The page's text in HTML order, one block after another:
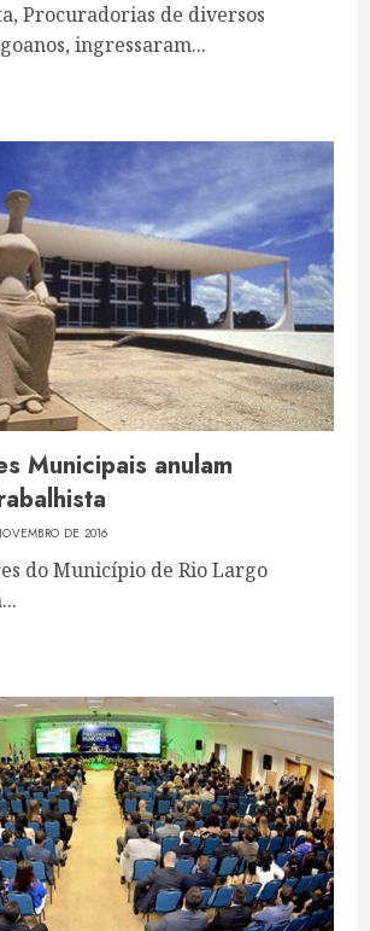
Procuradorias de diversos
ingressaram...
Municipais anulam
DE 2016
do Município de Rio Largo